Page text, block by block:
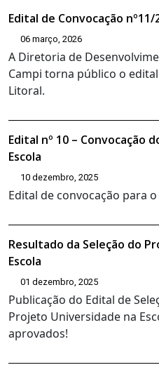
Edital de Convocação nº11/
06 março, 2026
A Diretoria de
Campi torna público o
Litoral.
Edital nº 10 – Convocação
Escola
10 dezembro, 2025
Edital de convocação para
Resultado da Seleção do
Escola
01 dezembro, 2025
Publicação do Edital de
Projeto Universidade na
aprovados!